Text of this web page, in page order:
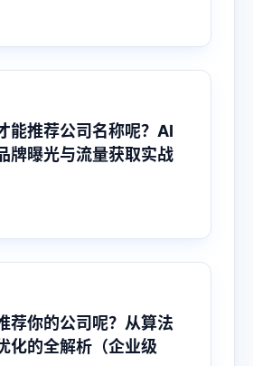
能推荐公司名称呢？AI
牌曝光与流量获取实战
荐你的公司呢？从算法
化的全解析（企业级